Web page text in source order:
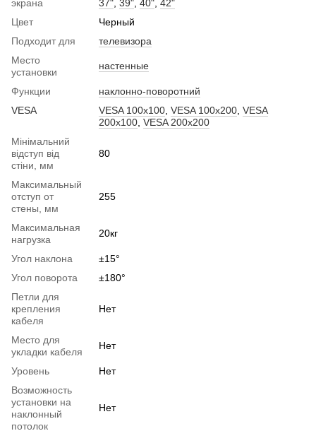
экрана 37" 39" 40" 42"
Цвет
Черный
Подходит для
телевизора
Место
установки
настенные
Функции
наклонно-поворотний
VESA
VESA 100x100 VESA 100x200 VESA
200x100 VESA 200x200
Мінімальний
відступ від
стіни, мм
80
Максимальный
отступ от
стены, мм
255
Максимальная
нагрузка
20кг
Угол наклона
±15°
Угол поворота
±180°
Петли для
крепления
кабеля
Нет
Место для
укладки кабеля
Нет
Уровень
Нет
Возможность
установки на
наклонный
потолок
Нет